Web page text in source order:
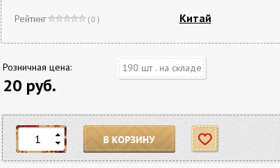
Китай
Рейтинг ( 0 )
Розничная цена:
20 руб.
190 шт . на складе
В корзину Отложить